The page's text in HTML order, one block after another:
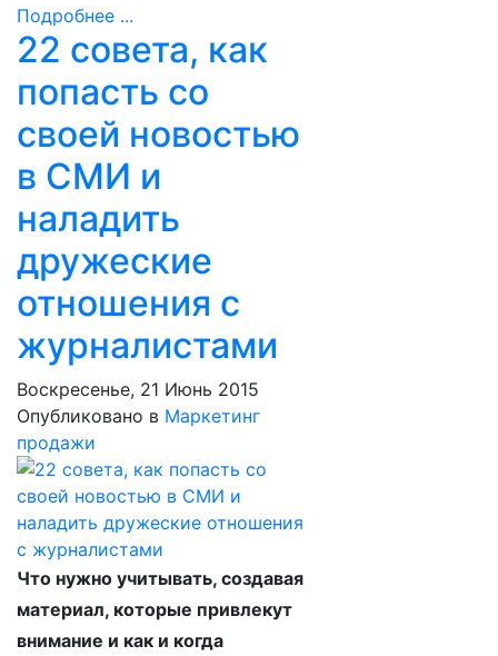
Подробнее ...
22 совета, как
попасть со
своей новостью
в СМИ и
наладить
дружеские
отношения с
журналистами
Воскресенье, 21 Июнь 2015
Опубликовано в Маркетинг
продажи
Что нужно учитывать, создавая
материал, которые привлекут
внимание и как и когда